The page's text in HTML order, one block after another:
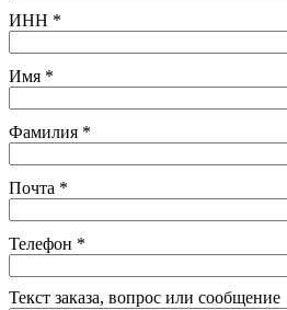
ИНН *
Имя *
Фамилия *
Почта *
Телефон *
Текст заказа, вопрос или сообщение